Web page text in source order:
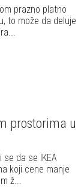
prazno platno
to može da deluje
prostorima u
da se IKEA
koji cene manje
ž...